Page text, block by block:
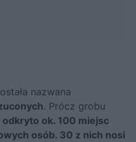
nazwana
. Prócz grobu
odkryto ok. 100 miejsc
osób. 30 z nich nosi